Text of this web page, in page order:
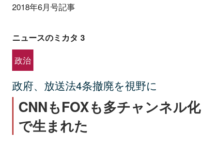
2018年6月号記事
ニュースのミカタ 3
政治
政府、放送法4条撤廃を視野に
CNNもFOXも多チャンネル化
で生まれた